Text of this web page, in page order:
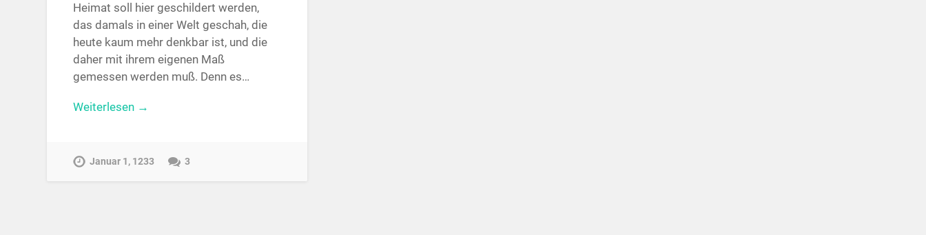
Heimat soll hier geschildert werden,
das damals in einer Welt geschah, die
heute kaum mehr denkbar ist, und die
daher mit ihrem eigenen Maß
gemessen werden muß. Denn es…
Weiterlesen →
Januar 1, 1233 3